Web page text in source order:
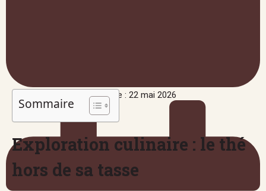
Publié le : 22 mai 2026
Sommaire
Exploration culinaire : le thé
hors de sa tasse